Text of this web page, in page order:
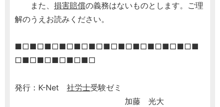
また、 損害賠償の義務はないものとします。ご理
解のうえお読みください。
■□■□■□■□■□■□■□■□■□■□■□■□■
□■□■□■□■□■□
発行：K-Net 社労士受験ゼミ
加藤 光大